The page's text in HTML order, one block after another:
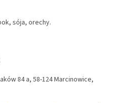
sója, orechy.
84 a, 58-124 Marcinowice,